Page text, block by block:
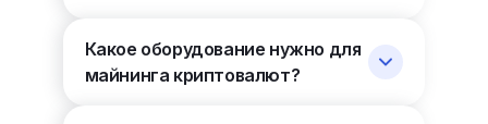
Какое оборудование нужно для
майнинга криптовалют?